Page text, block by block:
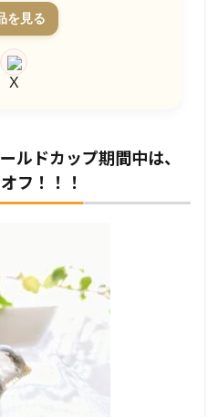
を見る
ルドカップ期間中は、
フ！！！